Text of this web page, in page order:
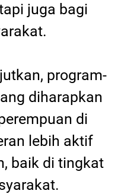
juga bagi
program-
diharapkan
di
lebih aktif
baik di tingkat